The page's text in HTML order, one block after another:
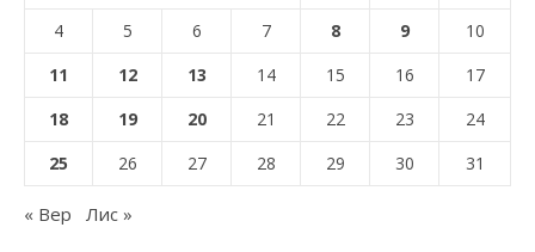
4
5 6 7 8 9
10
11
12 13 14 15 16
17
18
19 20 21 22 23
24
25
26 27 28 29 30 31
« Вер Лис »